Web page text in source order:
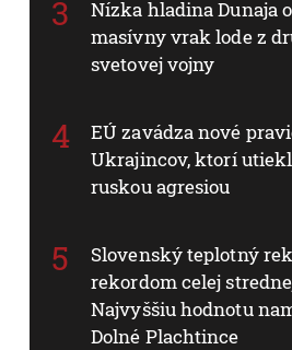
Nízka hladina Dunaja
masívny vrak lode z
svetovej vojny
EÚ zavádza nové
Ukrajincov, ktorí
ruskou agresiou
Slovenský teplotný
rekordom celej
Najvyššiu hodnotu
Dolné Plachtince